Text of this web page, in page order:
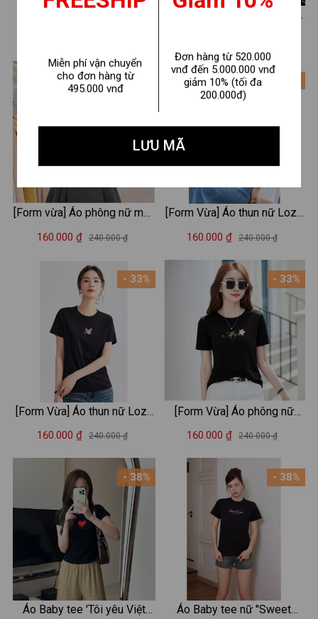
- 33%
[Form vừa] Áo phông nữ màu
Be nhiều mẫu - Loza G0467
160.000 ₫ 240.000 ₫
- 33%
[Form Vừa] Áo thun nữ Loza
2 màu đen/trắng chất liệu
phông nữ Mã VT8131
160.000 ₫ 240.000 ₫
- 38%
Áo Baby tee 'Tôi yêu Việt
[Form Vừa] Áo thun nữ cổ tim
nữ cổ V Loza G0217
[Form Vừa] Áo thun nữ Loza
hình tim nhiều màu chất liệu
phông mùa hè mã VT8132
160.000 ₫ 240.000 ₫
- 33%
[Form Vừa] Áo phông nữ
Loza chất liệu thun cotton
160.000 ₫ 240.000 ₫
- 38%
Áo Baby tee nữ "Sweet
Miễn phí vận chuyển
cho đơn hàng từ
495.000 vnđ
Đơn hàng từ 520.000
vnđ đến 5.000.000 vnđ
giảm 10% (tối đa
200.000đ)
LƯU MÃ